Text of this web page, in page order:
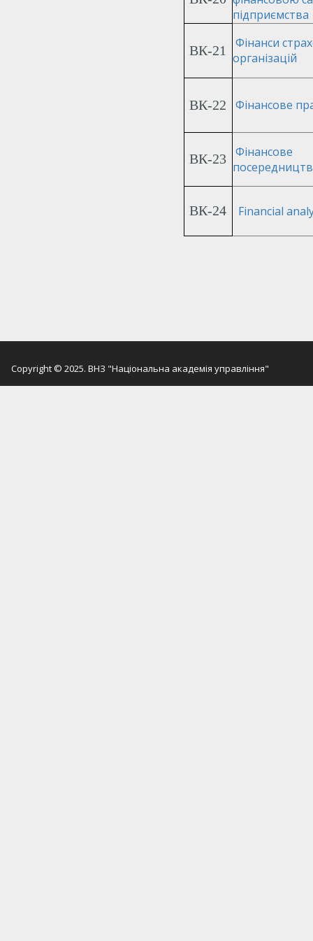
підприємства
ВК-21
Фінанси
організацій
ВК-22 Фінансове
ВК-23 Фінансове
ВК-24 Financial
Copyright © 2025. ВНЗ "Національна академія управління"